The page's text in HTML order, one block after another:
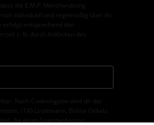
die E.M.P. Merchandising
individuell und regelmäßig über ihr
entsprechend den
z. B. durch Anklicken des
Nach Codeeingabe wird dir der
(Till) Lindemann, Böhse Onkelz,
die einen Spendenbeitrag